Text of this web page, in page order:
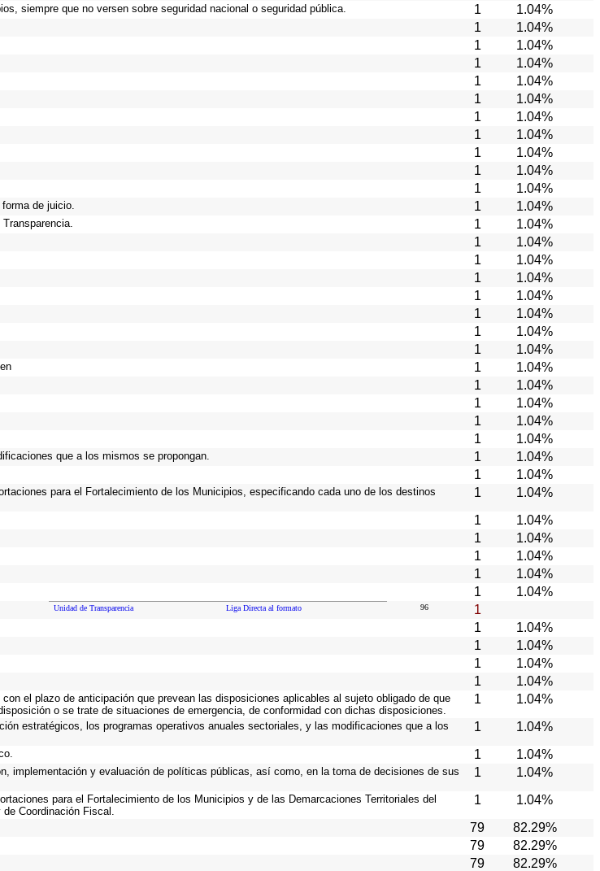
siempre que no versen sobre seguridad nacional o seguridad pública. 1 1.04%
1 1.04%
1 1.04%
1 1.04%
1 1.04%
1 1.04%
1 1.04%
1 1.04%
1 1.04%
1 1.04%
1 1.04%
de juicio. 1 1.04%
1 1.04%
1 1.04%
1 1.04%
1 1.04%
1 1.04%
1 1.04%
1 1.04%
1 1.04%
1 1.04%
1 1.04%
1 1.04%
1 1.04%
1 1.04%
que a los mismos se propongan. 1 1.04%
1 1.04%
para el Fortalecimiento de los Municipios, especificando cada uno de los destinos
1 1.04%
1 1.04%
1 1.04%
1 1.04%
1 1.04%
1 1.04%
Unidad de Transparencia Liga Directa al formato 96 1
1 1.04%
1 1.04%
1 1.04%
1 1.04%
el plazo de anticipación que prevean las disposiciones aplicables al sujeto obligado de que
o se trate de situaciones de emergencia, de conformidad con dichas disposiciones.
1 1.04%
estratégicos, los programas operativos anuales sectoriales, y las modificaciones que a los
1 1.04%
1 1.04%
implementación y evaluación de políticas públicas, así como, en la toma de decisiones de sus
1 1.04%
para el Fortalecimiento de los Municipios y de las Demarcaciones Territoriales del
Coordinación Fiscal.
1 1.04%
79 82.29%
79 82.29%
79 82.29%